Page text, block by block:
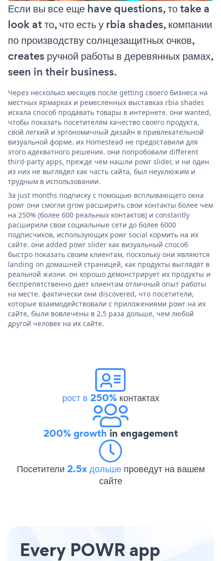
Если вы все еще have questions, то take a
look at то, что есть у rbia shades, компании
по производству солнцезащитных очков,
creates ручной работы в деревянных рамах,
seen in their business.
Через несколько месяцев после getting своего бизнеса на
местных ярмарках и ремесленных выставках rbia shades
искала способ продавать товары в интернете. они wanted,
чтобы показать посетителям качество своего продукта,
свой легкий и эргономичный дизайн в привлекательной
визуальной форме. их Homestead не предоставили для
этого адекватного решения. они попробовали different
third-party apps, прежде чем нашли powr slider, и ни один
из них не выглядел как часть сайта, был неуклюжим и
трудным в использовании.
За just months подписку с помощью всплывающего окна
powr они смогли grow расширить свои контакты более чем
на 250% (более 600 реальных контактов) и constantly
расширили свои социальные сети до более 6000
подписчиков, использующих powr social кормить на их
сайте. они added powr slider как визуальный способ
быстро показать своим клиентам, поскольку они являются
landing on домашней страницей, как продукты выглядят в
реальной жизни. он хорошо демонстрирует их продукты и
беспрепятственно дает клиентам отличный опыт работы
на месте. фактически они discovered, что посетители,
которые взаимодействовали с приложениями powr на их
сайте, были вовлечены в 2,5 раза дольше, чем любой
другой человек на их сайте.
рост в 250%контактах
200% growth in engagement
Посетители 2.5x дольше проведут на вашем
сайте
Every POWR app